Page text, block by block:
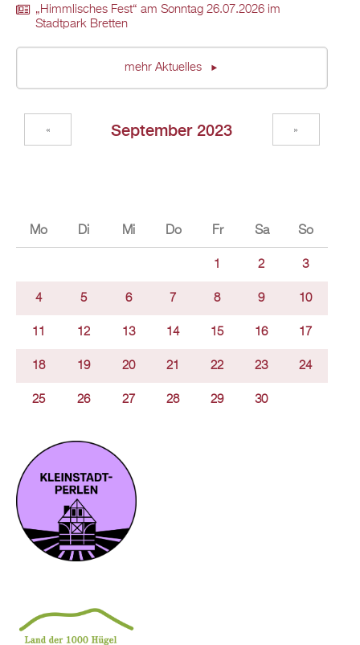
„Himmlisches Fest“ am Sonntag 26.07.2026 im
Stadtpark Bretten
mehr Aktuelles
September 2023
« »
Mo Di Mi Do Fr Sa So
1 2 3
4 5 6 7 8 9 10
11 12 13 14 15 16 17
18 19 20 21 22 23 24
25 26 27 28 29 30